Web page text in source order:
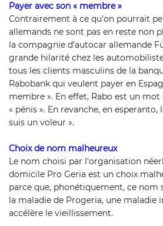
Payer avec son « membre »
Contrairement à ce qu'on pourrait
allemands ne sont pas en reste non
la compagnie d'autocar allemande
grande hilarité chez les
tous les clients masculins de la
Rabobank qui veulent payer en
membre ». En effet, Rabo est un
« pénis ». En revanche, en
suis un voleur ».
Choix de nom malheureux
Le nom choisi par l'organisation
domicile Pro Geria est un choix
parce que, phonétiquement, ce nom
la maladie de Progeria, une maladie
accélère le vieillissement.